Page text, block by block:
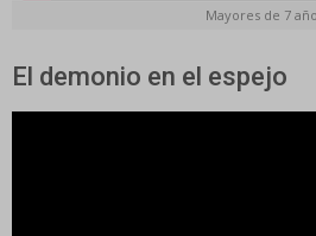
Mayores de 7
El demonio en el espejo